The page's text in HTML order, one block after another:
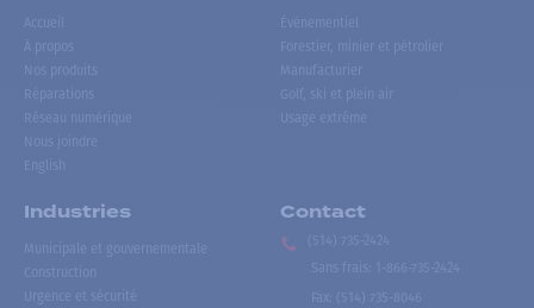
Accueil
À propos
Nos produits
Réparations
Réseau numérique
Nous joindre
English
Événementiel
Forestier, minier et pétrolier
Manufacturier
Golf, ski et plein air
Usage extrême
Industries
Municipale et gouvernementale
Construction
Urgence et sécurité
Contact
(514) 735-2424
Sans frais
1-866-735-2424
Fax:
(514) 735-8046